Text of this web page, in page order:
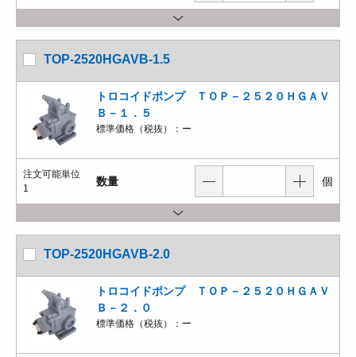
TOP-2520HGAVB-1.5
トロコイドポンプ ＴＯＰ－２５２０ＨＧＡＶ
Ｂ－１．５
標準価格（税抜）： ー
注文可能単位
1
数量 個
TOP-2520HGAVB-2.0
トロコイドポンプ ＴＯＰ－２５２０ＨＧＡＶ
Ｂ－２．０
標準価格（税抜）： ー